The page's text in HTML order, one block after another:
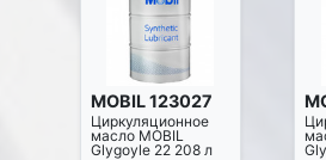
MOBIL 123027
Циркуляционное
масло MOBIL
Glygoyle 22 208 л